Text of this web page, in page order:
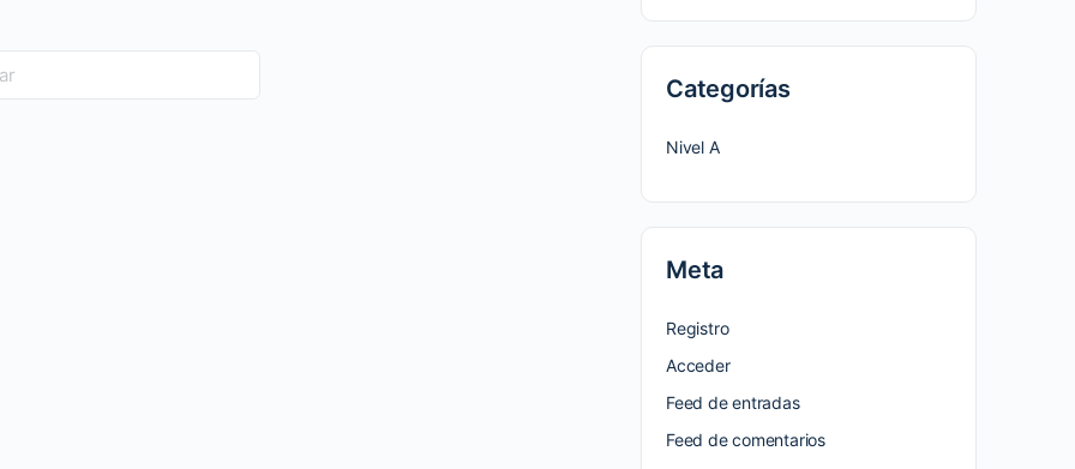
Categorías
Nivel A
Meta
Registro
Acceder
Feed de entradas
Feed de comentarios